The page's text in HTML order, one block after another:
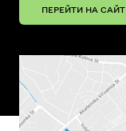
ПЕРЕЙТИ НА САЙТ